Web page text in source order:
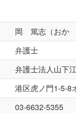
岡 篤志（おか
弁護士
弁護士法人山下
港区虎ノ門1-5-8
03-6632-5355